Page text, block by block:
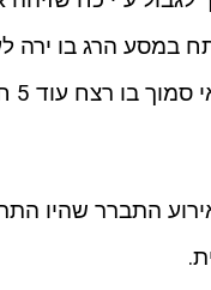
במסע הרג בו ירה
התברר שהיו